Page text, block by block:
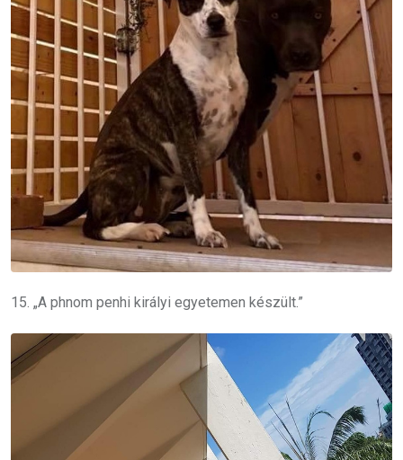
15. „A phnom penhi királyi egyetemen készült.”